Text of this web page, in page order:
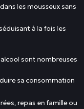
dans les mousseux sans
à la fois les
sont nombreuses
sa consommation
repas en famille ou